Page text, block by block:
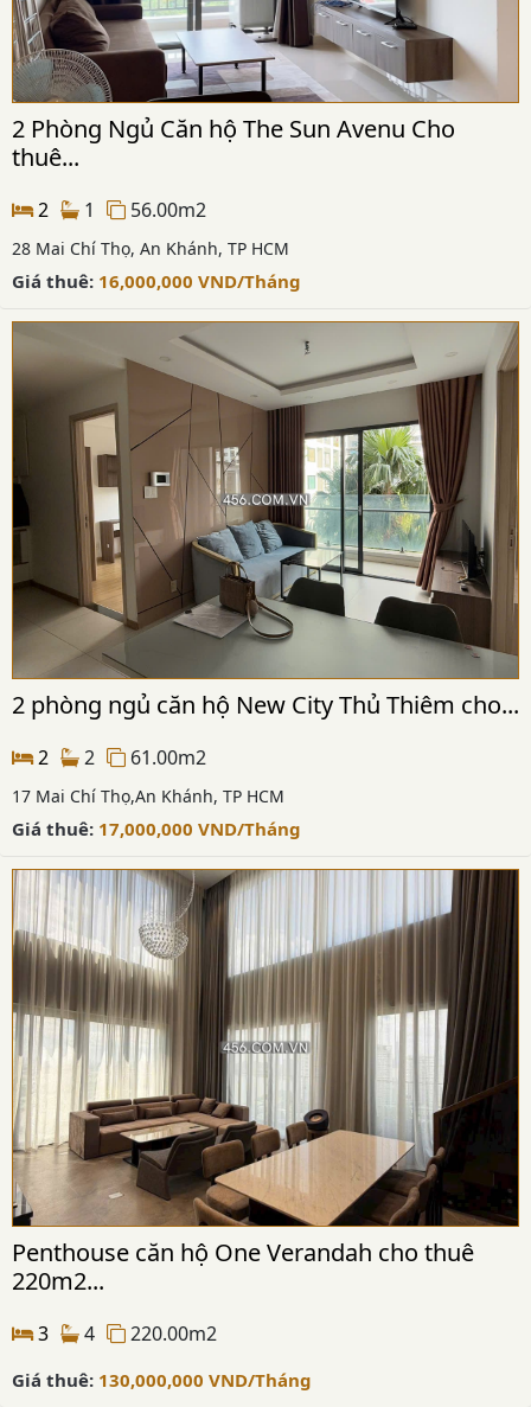
2 Phòng Ngủ Căn hộ The Sun Avenu Cho
thuê...
2 1 56.00m2
28 Mai Chí Thọ, An Khánh, TP HCM
Giá thuê: 16,000,000 VND/Tháng
2 phòng ngủ căn hộ New City Thủ Thiêm cho...
2 2 61.00m2
17 Mai Chí Thọ,An Khánh, TP HCM
Giá thuê: 17,000,000 VND/Tháng
Penthouse căn hộ One Verandah cho thuê
220m2...
3 4 220.00m2
Giá thuê: 130,000,000 VND/Tháng